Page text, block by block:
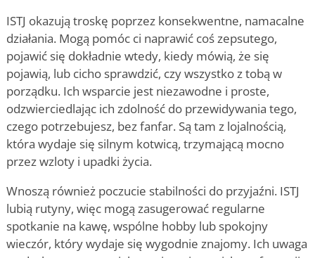
ISTJ okazują troskę poprzez konsekwentne, namacalne
działania. Mogą pomóc ci naprawić coś zepsutego,
pojawić się dokładnie wtedy, kiedy mówią, że się
pojawią, lub cicho sprawdzić, czy wszystko z tobą w
porządku. Ich wsparcie jest niezawodne i proste,
odzwierciedlając ich zdolność do przewidywania tego,
czego potrzebujesz, bez fanfar. Są tam z lojalnością,
która wydaje się silnym kotwicą, trzymającą mocno
przez wzloty i upadki życia.
Wnoszą również poczucie stabilności do przyjaźni. ISTJ
lubią rutyny, więc mogą zasugerować regularne
spotkanie na kawę, wspólne hobby lub spokojny
wieczór, który wydaje się wygodnie znajomy. Ich uwaga